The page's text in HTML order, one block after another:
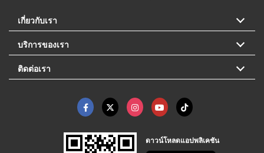
เกี่ยวกับเรา
บริการของเรา
ติดต่อเรา
ดาวน์โหลดแอปพลิเคชัน